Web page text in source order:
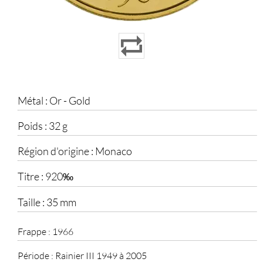
Métal : Or - Gold
Poids : 32 g
Région d'origine : Monaco
Titre : 920‰
Taille : 35 mm
Frappe : 1966
Période : Rainier III 1949 à 2005